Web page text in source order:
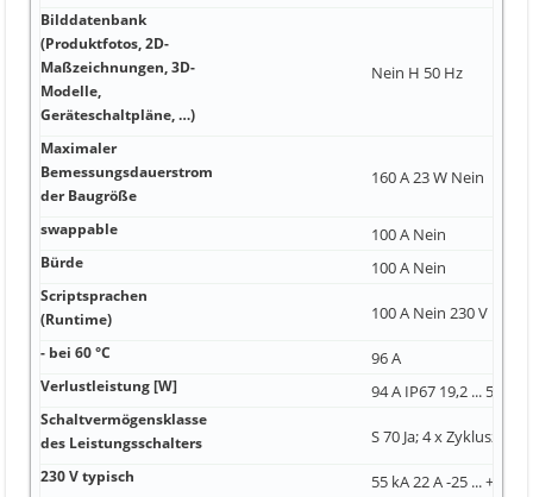
Bilddatenbank
(Produktfotos, 2D-
Maßzeichnungen, 3D-
Modelle,
Geräteschaltpläne, …)
Nein H 50 Hz
Maximaler
Bemessungsdauerstrom
der Baugröße
160 A 23 W Nein
swappable 100 A Nein
Bürde 100 A Nein
Scriptsprachen
(Runtime)
100 A Nein 230 V
- bei 60 °C 96 A
Verlustleistung [W] 94 A IP67 19,2 ... 57,6 V
Schaltvermögensklasse
des Leistungsschalters
S 70 Ja; 4 x Zykluszeit
230 V typisch 55 kA 22 A -25 ... +70 °C